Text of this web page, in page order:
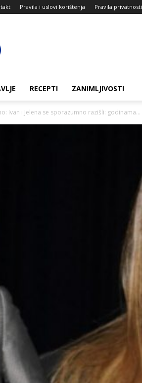
Pravila i uslovi korištenja Pravila privatnosti
RECEPTI ZANIMLJIVOSTI
Ivan i Jelena se sporazumno razišli: godinama...